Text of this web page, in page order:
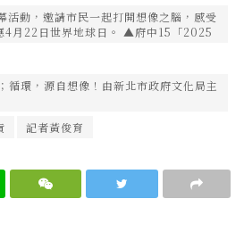
動，邀請市民一起打開想像之腦，感受
4月22日世界地球日。 ▲府中15「2025
循環，源自想像！由新北市政府文化局主
記者黃俊育